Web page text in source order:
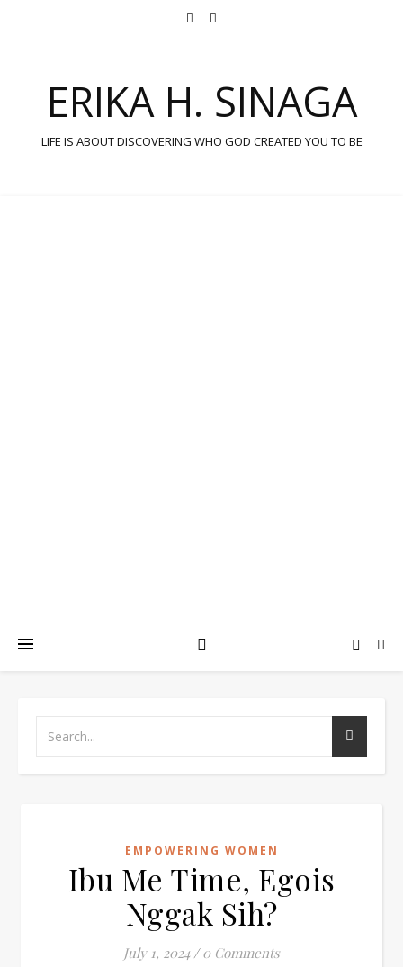
ERIKA H. SINAGA
LIFE IS ABOUT DISCOVERING WHO GOD CREATED YOU TO BE
EMPOWERING WOMEN
Ibu Me Time, Egois
Nggak Sih?
July 1, 2024 / 0 Comments